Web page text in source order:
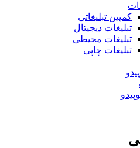
کمپین تبلیغاتی
تبلیغات دیجیتال
تبلیغات محیطی
تبلیغات چاپی